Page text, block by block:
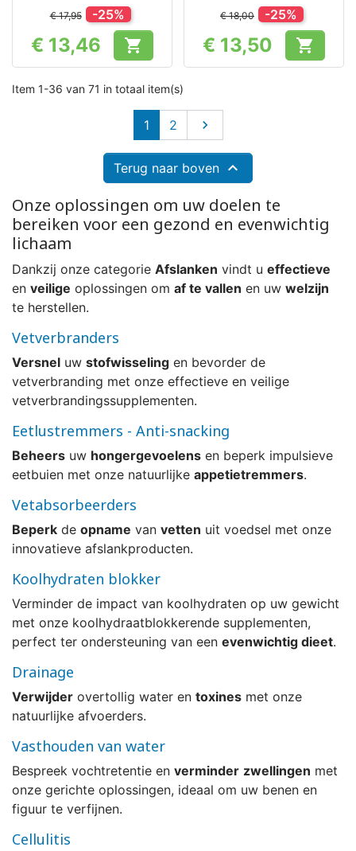
€ 17,95 -25%
Prijs
€ 13,46 
€ 18,00 -25%
Prijs
€ 13,50 
Item 1-36 van 71 in totaal item(s)
1 2 Volgende

Terug naar boven 
Onze oplossingen om uw doelen te
bereiken voor een gezond en evenwichtig
lichaam
Dankzij onze categorie Afslanken vindt u effectieve
en veilige oplossingen om af te vallen en uw welzijn
te herstellen.
Vetverbranders
Versnel uw stofwisseling en bevorder de
vetverbranding met onze effectieve en veilige
vetverbrandingssupplementen.
Eetlustremmers - Anti-snacking
Beheers uw hongergevoelens en beperk impulsieve
eetbuien met onze natuurlijke appetietremmers.
Vetabsorbeerders
Beperk de opname van vetten uit voedsel met onze
innovatieve afslankproducten.
Koolhydraten blokker
Verminder de impact van koolhydraten op uw gewicht
met onze koolhydraatblokkerende supplementen,
perfect ter ondersteuning van een evenwichtig dieet.
Drainage
Verwijder overtollig water en toxines met onze
natuurlijke afvoerders.
Vasthouden van water
Bespreek vochtretentie en verminder zwellingen met
onze gerichte oplossingen, ideaal om uw benen en
figuur te verfijnen.
Cellulitis